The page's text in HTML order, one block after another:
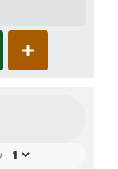
em
ao